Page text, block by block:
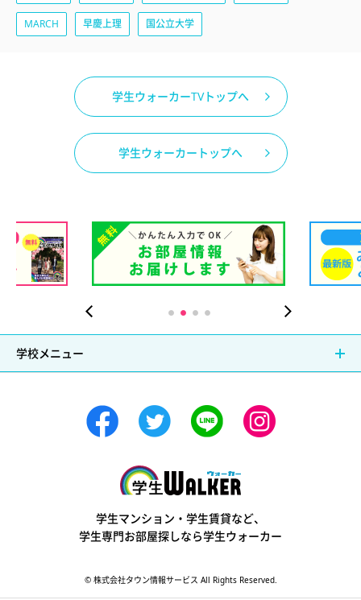
MARCH 早慶上理 国公立大学
学生ウォーカーTVトップへ
学生ウォーカートップへ
学校メニュー
学生マンション・学生賃貸など、
学生専門お部屋探しなら学生ウォーカー
© 株式会社タウン情報サービス All Rights Reserved.